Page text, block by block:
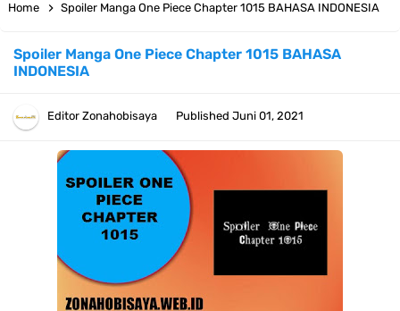
7 Satelit Buatan Pertama Di Dunia, Tongak Sejarah Imlu
Pengetahuan Manusia
Arti Bendera Moldova, Negara Tanpa Pantai Yang Pernah Jadi Bagian
Uni Soviet
Cara Daftar Telegram Di Laptop Atau Komputer Kalian Dengan
Home Spoiler Manga One Piece Chapter 1015 BAHASA INDONESIA
Spoiler Manga One Piece Chapter 1015 BAHASA
INDONESIA
Editor Zonahobisaya Published Juni 01, 2021